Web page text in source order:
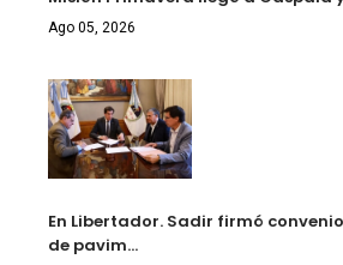
Ago 05, 2026
En Libertador. Sadir firmó
de pavim…